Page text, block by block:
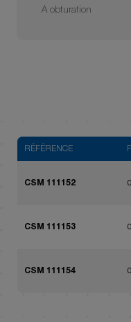
A obturation
RÉFÉRENCE
CSM 111152
CSM 111153
CSM 111154